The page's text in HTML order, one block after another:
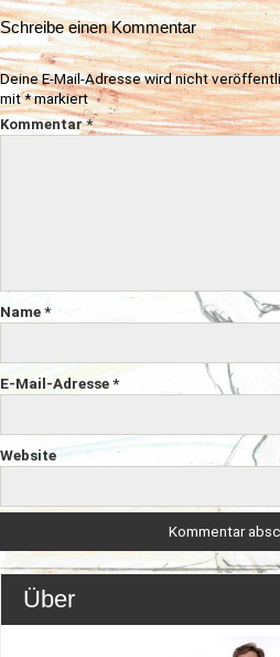
Schreibe einen Kommentar
Deine E-Mail-Adresse wird nicht
mit*markiert
Kommentar*
Name *
E-Mail-Adresse *
Website
Über